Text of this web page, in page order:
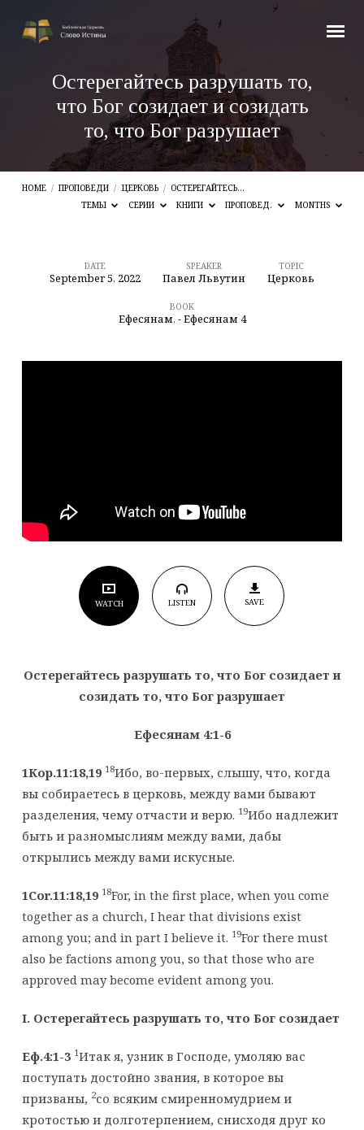
Остерегайтесь разрушать то,
что Бог созидает и созидать
то, что Бог разрушает
HOME / ПРОПОВЕДИ / ЦЕРКОВЬ / ОСТЕРЕГАЙТЕСЬ…
ТЕМЫ
СЕРИИ КНИГИ ПРОПОВЕД. MONTHS
Остерегайтесь
разрушать
что
разрушает
DATE
September 5, 2022
SPEAKER
Павел Львутин
TOPIC
Церковь
BOOK
Ефесянам, - Ефесянам 4
WATCH LISTEN SAVE
Остерегайтесь разрушать то, что Бог созидает и
созидать то, что Бог разрушает
Ефесянам 4:1-6
1Кор.11:18,19 18Ибо, во-первых, слышу, что, когда
вы собираетесь в церковь, между вами бывают
разделения, чему отчасти и верю. 19Ибо надлежит
быть и разномыслиям между вами, дабы
открылись между вами искусные.
1Cor.11:18,19 18For, in the first place, when you come
together as a church, I hear that divisions exist
among you; and in part I believe it. 19For there must
also be factions among you, so that those who are
approved may become evident among you.
I. Остерегайтесь разрушать то, что Бог созидает
Еф.4:1-3 1Итак я, узник в Господе, умоляю вас
поступать достойно звания, в которое вы
призваны, 2со всяким смиренномудрием и
кротостью и долготерпением, снисходя друг ко